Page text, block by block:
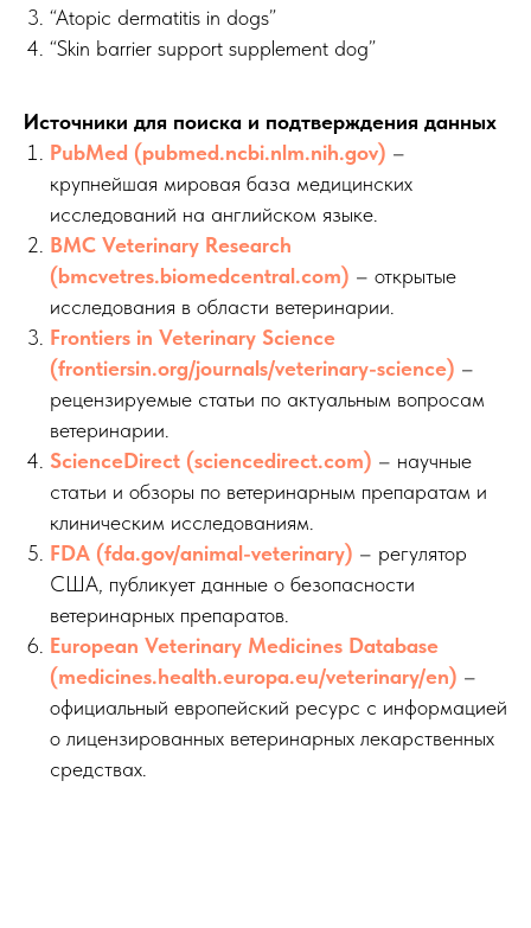
“Atopic dermatitis in dogs”
“Skin barrier support supplement dog”
Источники для поиска и подтверждения данных
PubMed (pubmed.ncbi.nlm.nih.gov) –
крупнейшая мировая база медицинских
исследований на английском языке.
BMC Veterinary Research
(bmcvetres.biomedcentral.com) – открытые
исследования в области ветеринарии.
Frontiers in Veterinary Science
(frontiersin.org/journals/veterinary-science) –
рецензируемые статьи по актуальным вопросам
ветеринарии.
ScienceDirect (sciencedirect.com) – научные
статьи и обзоры по ветеринарным препаратам и
клиническим исследованиям.
FDA (fda.gov/animal-veterinary) – регулятор
США, публикует данные о безопасности
ветеринарных препаратов.
European Veterinary Medicines Database
(medicines.health.europa.eu/veterinary/en) –
официальный европейский ресурс с информацией
о лицензированных ветеринарных лекарственных
средствах.